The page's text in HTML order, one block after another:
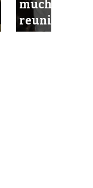
muchas
reunión